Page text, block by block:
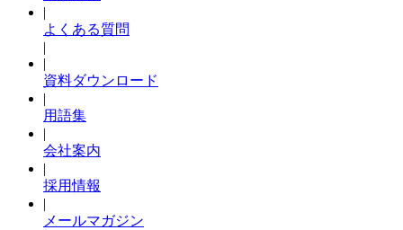
|
よくある質問
|
|
資料ダウンロード
|
用語集
|
会社案内
|
採用情報
|
メールマガジン